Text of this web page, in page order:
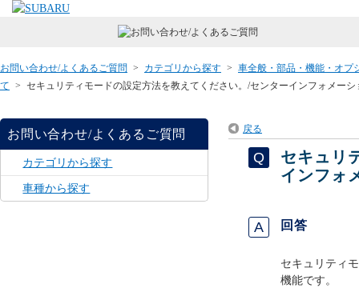
お問い合わせ/よくあるご質問 > カテゴリから探す > 車全般・部品・機能・オプ
て > セキュリティモードの設定方法を教えてください。/センターインフォメー
お問い合わせ/よくあるご質問
カテゴリから探す
車種から探す
戻る
セキュリ
インフォ
回答
セキュリティ
機能です。